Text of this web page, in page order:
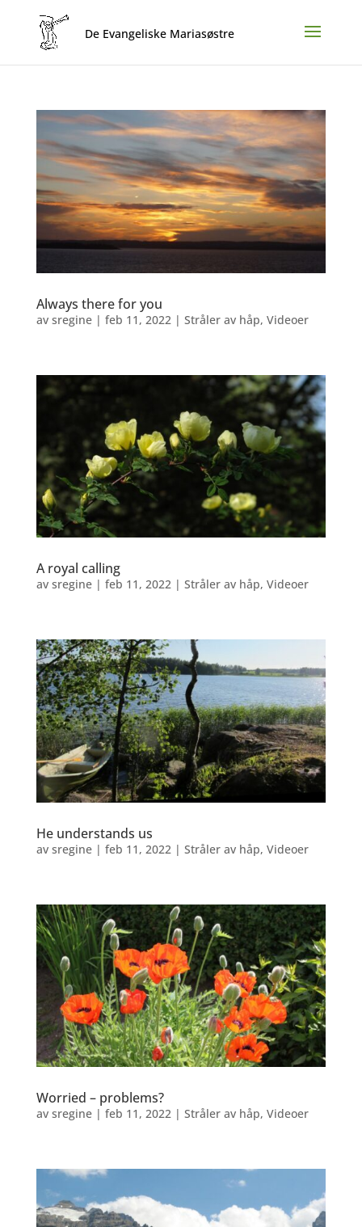
Always there for you
av sregine| feb 11, 2022 | Stråler av håp, Videoer
A royal calling
av sregine| feb 11, 2022| Stråler av håp, Videoer
He understands us
av sregine| feb 11, 2022 | Stråler av håp, Videoer
Worried – problems?
av sregine| feb 11, 2022| Stråler av håp, Videoer